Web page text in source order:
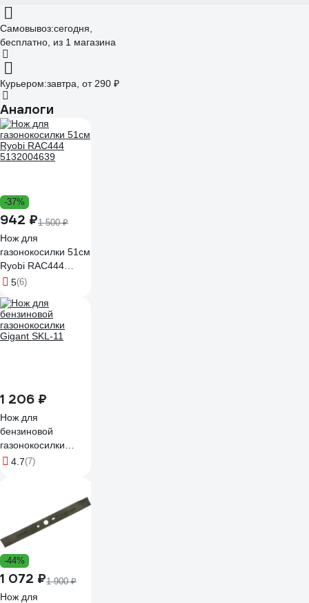
Самовывоз:сегодня,
бесплатно , из 1 магазина
Курьером:завтра, от 290 ₽
Аналоги
-37%
942 ₽1 500 ₽
Нож для
газонокосилки 51см
Ryobi RAC444
5132004639
5(6)
1 206 ₽
Нож для
бензиновой
газонокосилки
Gigant SKL-11
4.7(7)
-44%
1 072 ₽1 900 ₽
Нож для